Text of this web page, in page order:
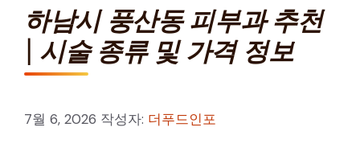
하남시 풍산동 피부과 추천
| 시술 종류 및 가격 정보
7월 6, 2026 작성자: 더푸드인포